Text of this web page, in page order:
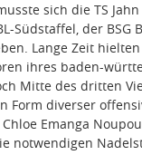
sich die TS
Südstaffel, der BSG
Lange Zeit
ihres baden-
Mitte des dritten
Form diverser
Emanga
notwendigen